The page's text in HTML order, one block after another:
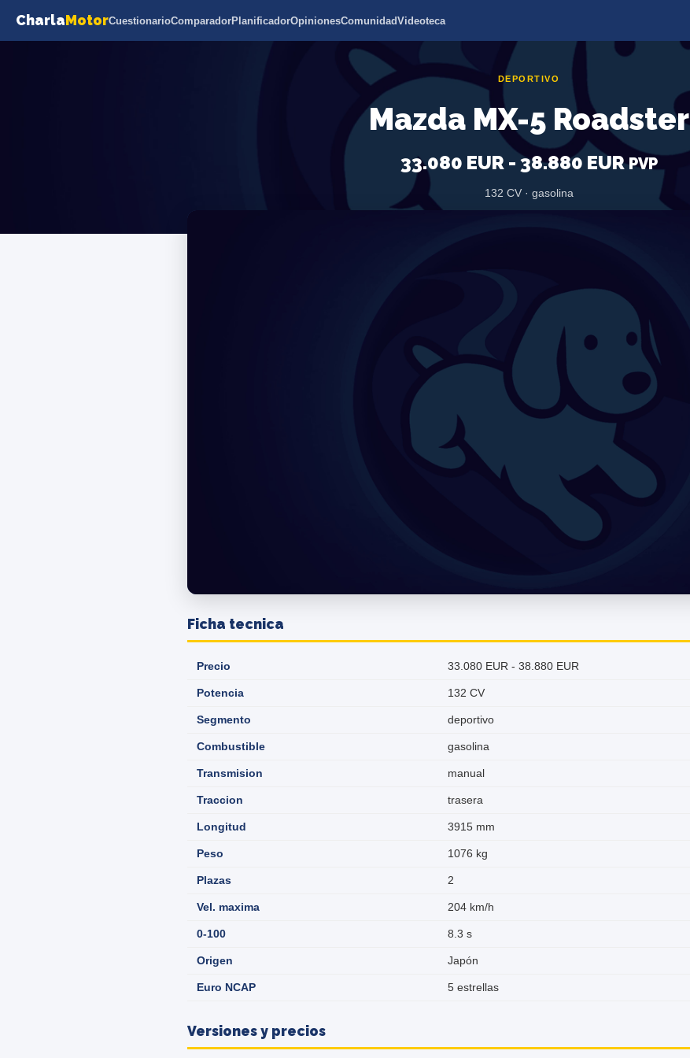
CharlaMotorCuestionarioComparadorPlanificadorOpinionesComunidadVideoteca
DEPORTIVO
Mazda MX-5 Roadster
33.080 EUR - 38.880 EURPVP
132 CV · gasolina
Ficha tecnica
Precio 33.080 EUR - 38.880 EUR
Potencia 132 CV
Segmento deportivo
Combustible gasolina
Transmision manual
Traccion trasera
Longitud 3915 mm
Peso 1076 kg
Plazas 2
Vel. maxima 204 km/h
0-100 8.3 s
Origen Japón
Euro NCAP 5 estrellas
Versiones y precios